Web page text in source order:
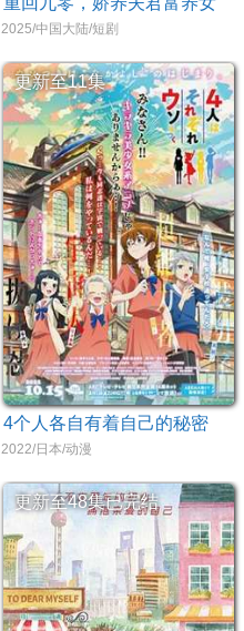
2025/中国大陆/短剧
更新至11集
4个人各自有着自己的秘密
2022/日本/动漫
更新至48集已完结